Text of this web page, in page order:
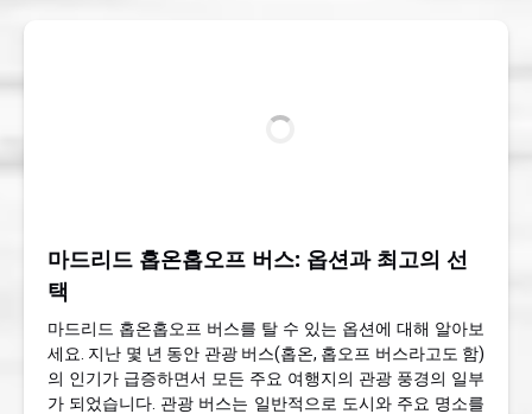
마드리드 홉온홉오프 버스: 옵션과 최고의 선
택
마드리드 홉온홉오프 버스를 탈 수 있는 옵션에 대해 알아보
세요. 지난 몇 년 동안 관광 버스(홉온, 홉오프 버스라고도 함)
의 인기가 급증하면서 모든 주요 여행지의 관광 풍경의 일부
가 되었습니다. 관광 버스는 일반적으로 도시와 주요 명소를